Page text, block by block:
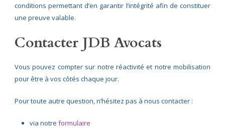
conditions permettant d’en garantir l’intégrité afin de constituer
une preuve valable.
Contacter JDB Avocats
Vous pouvez compter sur notre réactivité et notre mobilisation
pour être à vos côtés chaque jour.
Pour toute autre question, n’hésitez pas à nous contacter :
via notre formulaire